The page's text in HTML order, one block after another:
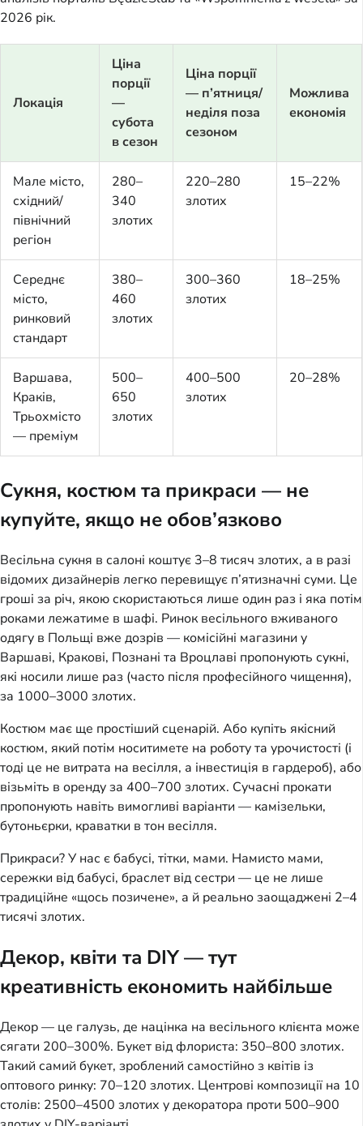
2026 рік.
Локація
Ціна
порції
—
субота
в сезон
Ціна порції
— п’ятниця/
неділя поза
сезоном
Можлива
економія
Мале місто,
східний/
північний
регіон
280–
340
злотих
220–280
злотих
15–22%
Середнє
місто,
ринковий
стандарт
380–
460
злотих
300–360
злотих
18–25%
Варшава,
Краків,
Трьохмісто
— преміум
500–
650
злотих
400–500
злотих
20–28%
Сукня, костюм та прикраси — не
купуйте, якщо не обов’язково
Весільна сукня в салоні коштує 3–8 тисяч злотих, а в разі
відомих дизайнерів легко перевищує п’ятизначні суми. Це
гроші за річ, якою скористаються лише один раз і яка потім
роками лежатиме в шафі. Ринок весільного вживаного
одягу в Польщі вже дозрів — комісійні магазини у
Варшаві, Кракові, Познані та Вроцлаві пропонують сукні,
які носили лише раз (часто після професійного чищення),
за 1000–3000 злотих.
Костюм має ще простіший сценарій. Або купіть якісний
костюм, який потім носитимете на роботу та урочистості (і
тоді це не витрата на весілля, а інвестиція в гардероб), або
візьміть в оренду за 400–700 злотих. Сучасні прокати
пропонують навіть вимогливі варіанти — камізельки,
бутоньєрки, краватки в тон весілля.
Прикраси? У нас є бабусі, тітки, мами. Намисто мами,
сережки від бабусі, браслет від сестри — це не лише
традиційне «щось позичене», а й реально заощаджені 2–4
тисячі злотих.
Декор, квіти та DIY — тут
креативність економить найбільше
Декор — це галузь, де націнка на весільного клієнта може
сягати 200–300%. Букет від флориста: 350–800 злотих.
Такий самий букет, зроблений самостійно з квітів із
оптового ринку: 70–120 злотих. Центрові композиції на 10
столів: 2500–4500 злотих у декоратора проти 500–900